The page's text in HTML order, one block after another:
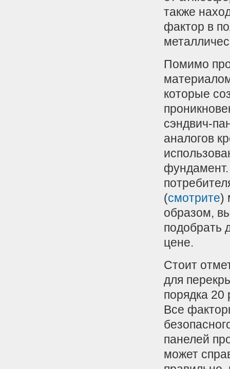
также
фактор в
Помимо
которые
сэндвич-
аналогов
фундамент.
(смотрите)
образом,
подобрать
цене.
Стоит
для
порядка 20
Все
панелей
может